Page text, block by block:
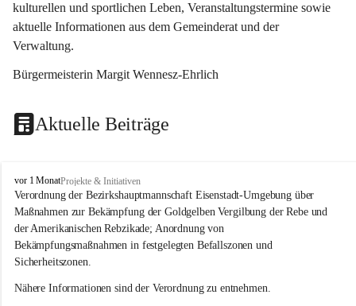
kulturellen und sportlichen Leben, Veranstaltungstermine sowie
aktuelle Informationen aus dem Gemeinderat und der
Verwaltung.
Bürgermeisterin Margit Wennesz-Ehrlich
Aktuelle Beiträge
O
s
l
i
p
vor 1 MonatProjekte & Initiativen
Verordnung der Bezirkshauptmannschaft Eisenstadt-Umgebung über
Maßnahmen zur Bekämpfung der Goldgelben Vergilbung der Rebe und
der Amerikanischen Rebzikade; Anordnung von
Bekämpfungsmaßnahmen in festgelegten Befallszonen und
Sicherheitszonen.
Nähere Informationen sind der Verordnung zu entnehmen.